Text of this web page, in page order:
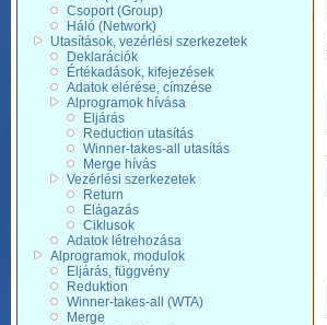
Csoport (Group)
Háló (Network)
Utasítások, vezérlési szerkezetek
Deklarációk
Értékadások, kifejezések
Adatok elérése, címzése
Alprogramok hívása
Eljárás
Reduction utasítás
Winner-takes-all utasítás
Merge hívás
Vezérlési szerkezetek
Return
Elágazás
Ciklusok
Adatok létrehozása
Alprogramok, modulok
Eljárás, függvény
Reduktion
Winner-takes-all (WTA)
Merge